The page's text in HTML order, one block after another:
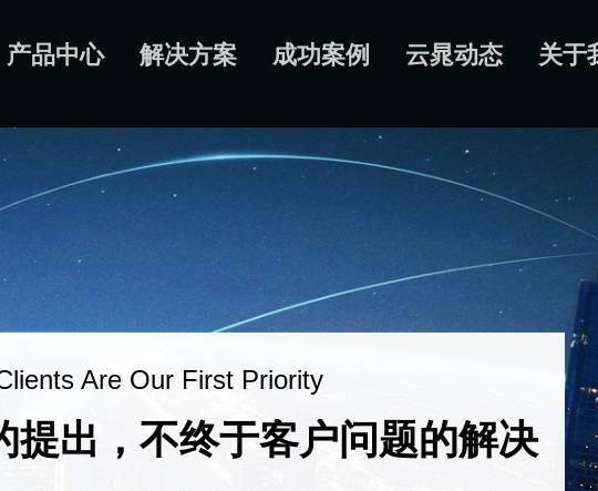
产品中心 解决方案 成功案例 云晁动态 关于
Are Our First Priority
提出，不终于客户问题的解决